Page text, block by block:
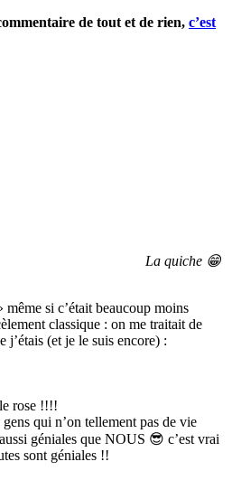
de tout et de rien, c’est
La quiche 😁
même si c’était beaucoup moins
classique : on me traitait de
j’étais (et je le suis encore) :
le rose !!!!
qui n’on tellement pas de vie
géniales que NOUS 😎 c’est vrai
sont géniales !!